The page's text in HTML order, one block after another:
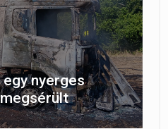
nyerges